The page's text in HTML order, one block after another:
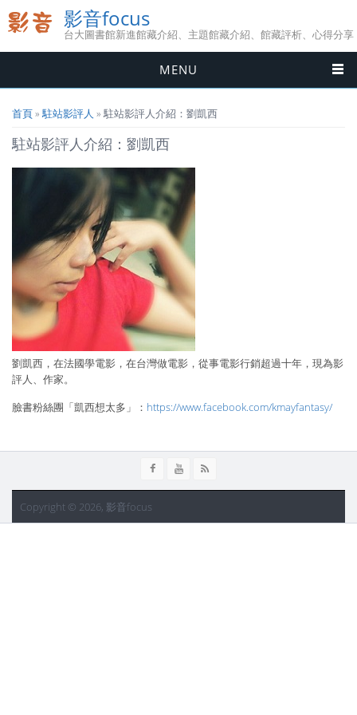
影音focus
台大圖書館新進館藏介紹、主題館藏介紹、館藏評析、心得分享
MENU
您在這裡
首頁»駐站影評人 » 駐站影評人介紹：劉凱西
駐站影評人介紹：劉凱西
劉凱西，在法國學電影，在台灣做電影，從事電影行銷超過十年，現為影
評人、作家。
臉書粉絲團「凱西想太多」： https://www.facebook.com/kmayfantasy/
Copyright © 2026, 影音focus